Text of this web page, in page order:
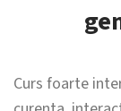
Curs foarte